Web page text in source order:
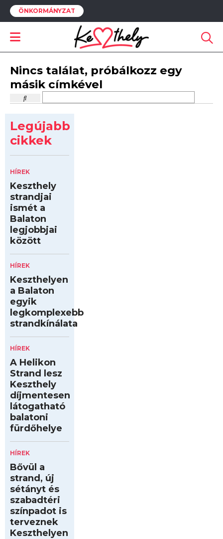
ÖNKORMÁNYZAT
Nincs találat, próbálkozz egy
másik címkével
Legújabb
cikkek
HÍREK
Keszthely
strandjai
ismét a
Balaton
legjobbjai
között
HÍREK
Keszthelyen
a Balaton
egyik
legkomplexebb
strandkínálata
HÍREK
A Helikon
Strand lesz
Keszthely
díjmentesen
látogatható
balatoni
fürdőhelye
HÍREK
Bővül a
strand, új
sétányt és
szabadtéri
színpadot is
terveznek
Keszthelyen